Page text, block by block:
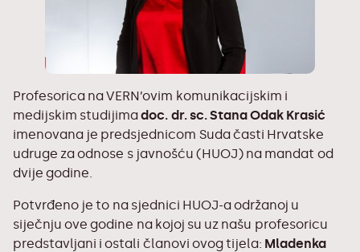
Profesorica na VERN’ovim komunikacijskim i
medijskim studijimadoc. dr. sc. Stana Odak Krasić
imenovana je predsjednicom Suda časti Hrvatske
udruge za odnose s javnošću (HUOJ) na mandat od
dvije godine.
Potvrđeno je to na sjednici HUOJ-a održanoj u
siječnju ove godine na kojoj su uz našu profesoricu
predstavljani i ostali članovi ovog tijela: Mladenka